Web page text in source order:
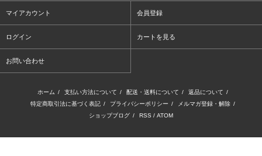
マイアカウント 会員登録
ログイン カートを見る
お問い合わせ
ホーム / 支払い方法について / 配送・送料について / 返品について /
特定商取引法に基づく表記 / プライバシーポリシー / メルマガ登録・解除 /
ショップブログ / RSS / ATOM